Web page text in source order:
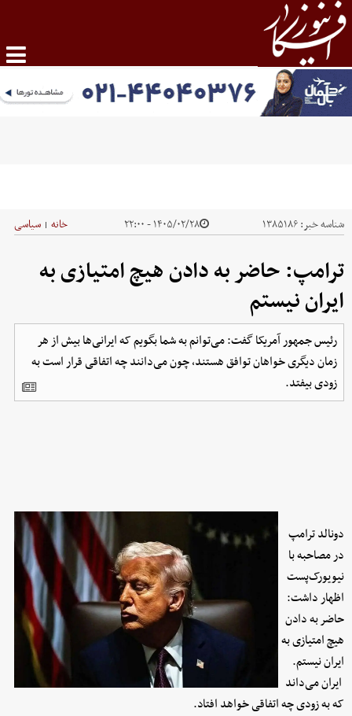
شناسه خبر:۱۳۸۵۱۸۶ ۱۴۰۵/۰۲/۲۸ - ۲۲:۰۰ خانه | سیاسی
ترامپ: حاضر به دادن هیچ امتیازی به
ایران نیستم
رئیس جمهور آمریکا گفت: می‌توانم به شما بگویم که ایرانی‌ها بیش از هر
زمان دیگری خواهان توافق هستند، چون می‌دانند چه اتفاقی قرار است به
زودی بیفتد.
دونالد ترامپ
در مصاحبه با
نیویورک‌پست
اظهار داشت:
حاضر به دادن
هیچ امتیازی به
ایران نیستم.
ایران می‌داند
که به زودی چه اتفاقی خواهد افتاد.